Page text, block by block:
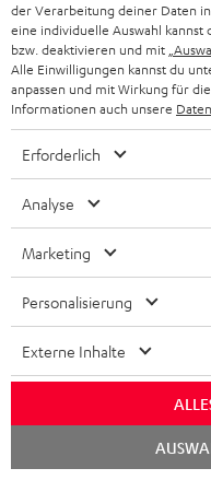
„Mit dem Bamster
„Ich kenne derzeit
Bluetooth-
der Verarbeitung deiner Daten in
eine individuelle Auswahl
bzw. deaktivieren und mit
Alle Einwilligungen kannst du
anpassen und mit Wirkung für
Informationen auch unsere
Erforderlich
Analyse
Marketing
Personalisierung
Externe Inhalte